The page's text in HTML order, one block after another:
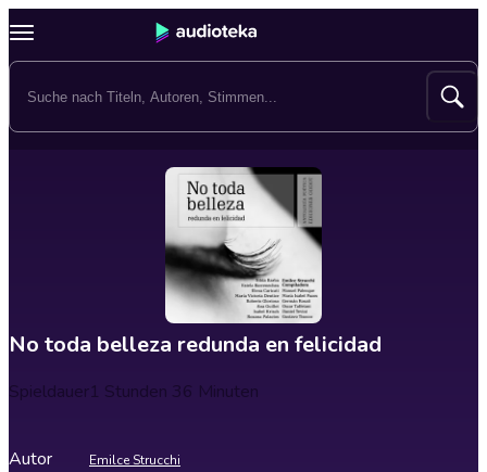
No toda belleza redunda en felicidad
Spieldauer1 Stunden 36 Minuten
Autor Emilce Strucchi